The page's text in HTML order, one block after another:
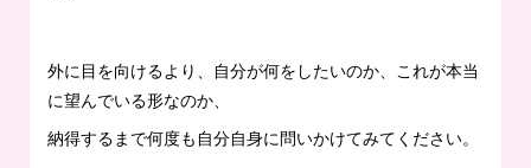
外に目を向けるより、自分が何をしたいのか、これが本当
に望んでいる形なのか、
納得するまで何度も自分自身に問いかけてみてください。